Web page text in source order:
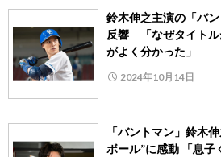
鈴木伸之主演の「バ
反響 「なぜタイトル
がよく分かった」
2024年10月14日
「バントマン」鈴木
ボール”に感動 「息